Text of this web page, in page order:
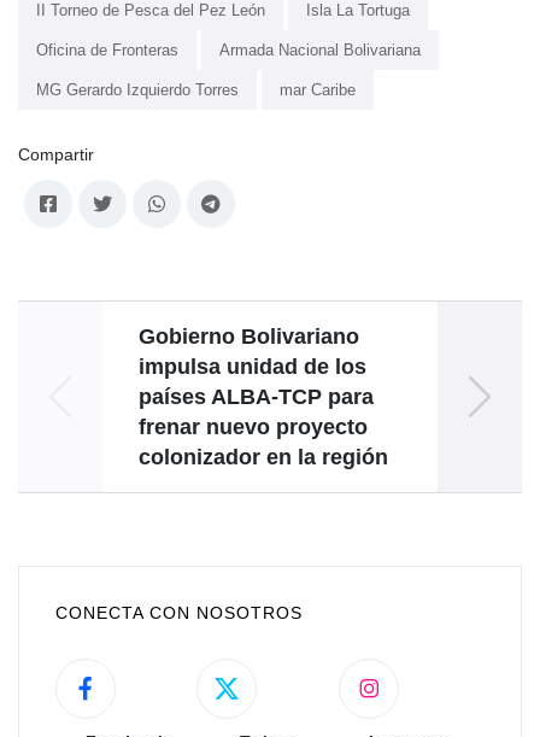
II Torneo de Pesca del Pez León Isla La Tortuga
Oficina de Fronteras Armada Nacional Bolivariana
MG Gerardo Izquierdo Torres mar Caribe
Compartir
Gobierno Bolivariano
impulsa unidad de los
países ALBA-TCP para
frenar nuevo proyecto
colonizador en la región
CONECTA CON NOSOTROS